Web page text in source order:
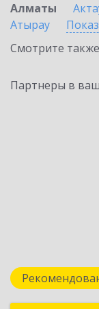
Алматы
Атырау
Смотрите
Партнеры в